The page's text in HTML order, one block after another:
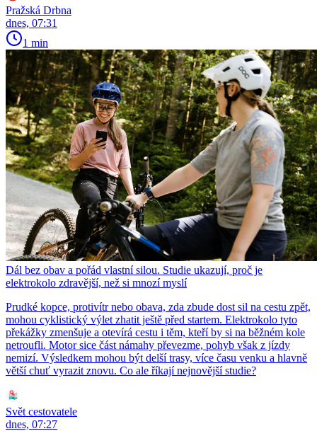
Pražská Drbna
dnes, 07:31
1 min
Dál bez obav a pořád vlastní silou. Studie ukazují, proč je
elektrokolo zdravější, než si mnozí myslí
Prudké kopce, protivítr nebo obava, zda zbude dost sil na cestu zpět,
mohou cyklistický výlet zhatit ještě před startem. Elektrokolo tyto
překážky zmenšuje a otevírá cestu i těm, kteří by si na běžném kole
netroufli. Motor sice část námahy převezme, pohyb však z jízdy
nemizí. Výsledkem mohou být delší trasy, více času venku a hlavně
větší chuť vyrazit znovu. Co ale říkají nejnovější studie?
Svět cestovatele
dnes, 07:27